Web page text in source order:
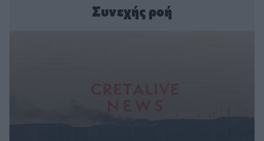
Συνεχής ροή